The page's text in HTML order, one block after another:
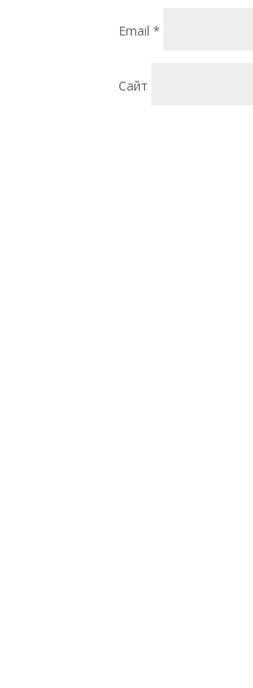
Email*
Сайт